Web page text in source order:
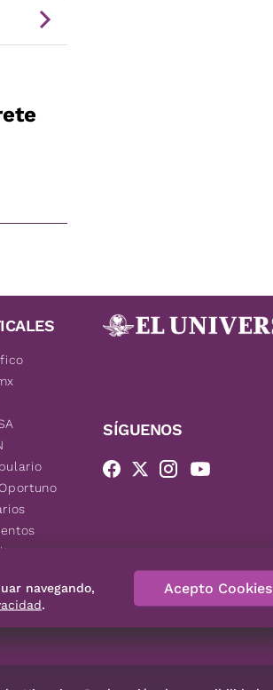
SÍGUENOS
navegando,
.
Acepto Cookies